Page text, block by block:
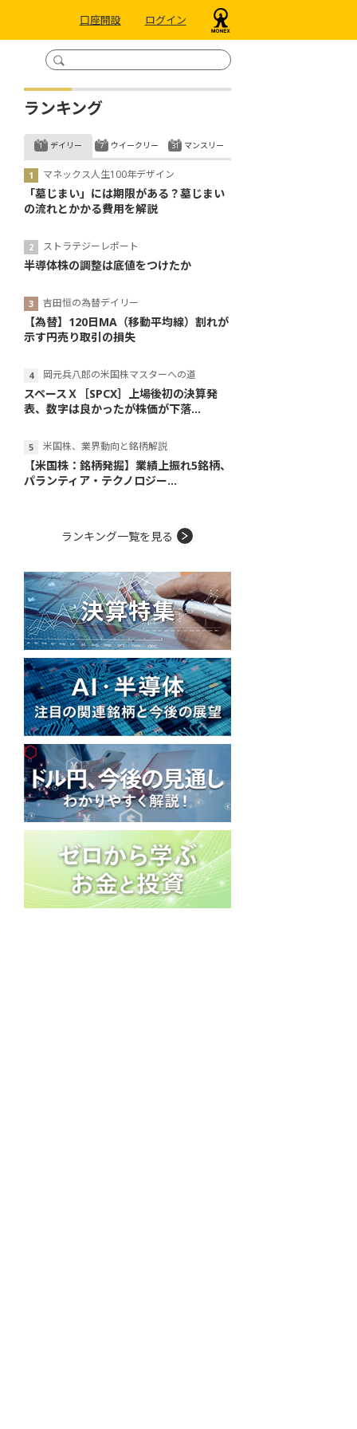
口座開設 ログイン
ランキング
デイリー
マネックス人生100年デザイン
「墓じまい」には期限がある？墓じまい
の流れとかかる費用を解説
ストラテジーレポート
半導体株の調整は底値をつけたか
吉田恒の為替デイリー
【為替】120日MA（移動平均線）割れが
示す円売り取引の損失
岡元兵八郎の米国株マスターへの道
スペースＸ［SPCX］上場後初の決算発
表、数字は良かったが株価が下落...
米国株、業界動向と銘柄解説
【米国株：銘柄発掘】業績上振れ5銘柄、
パランティア・テクノロジー...
ウイークリー マンスリー
ランキング一覧を見る